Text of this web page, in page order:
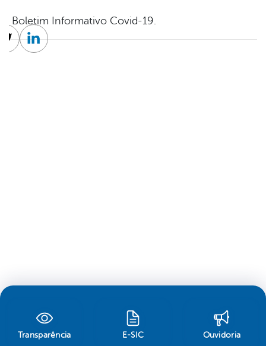
Boletim Informativo Covid-19.
TwitterLinkedin
Transparência E-SIC Ouvidoria